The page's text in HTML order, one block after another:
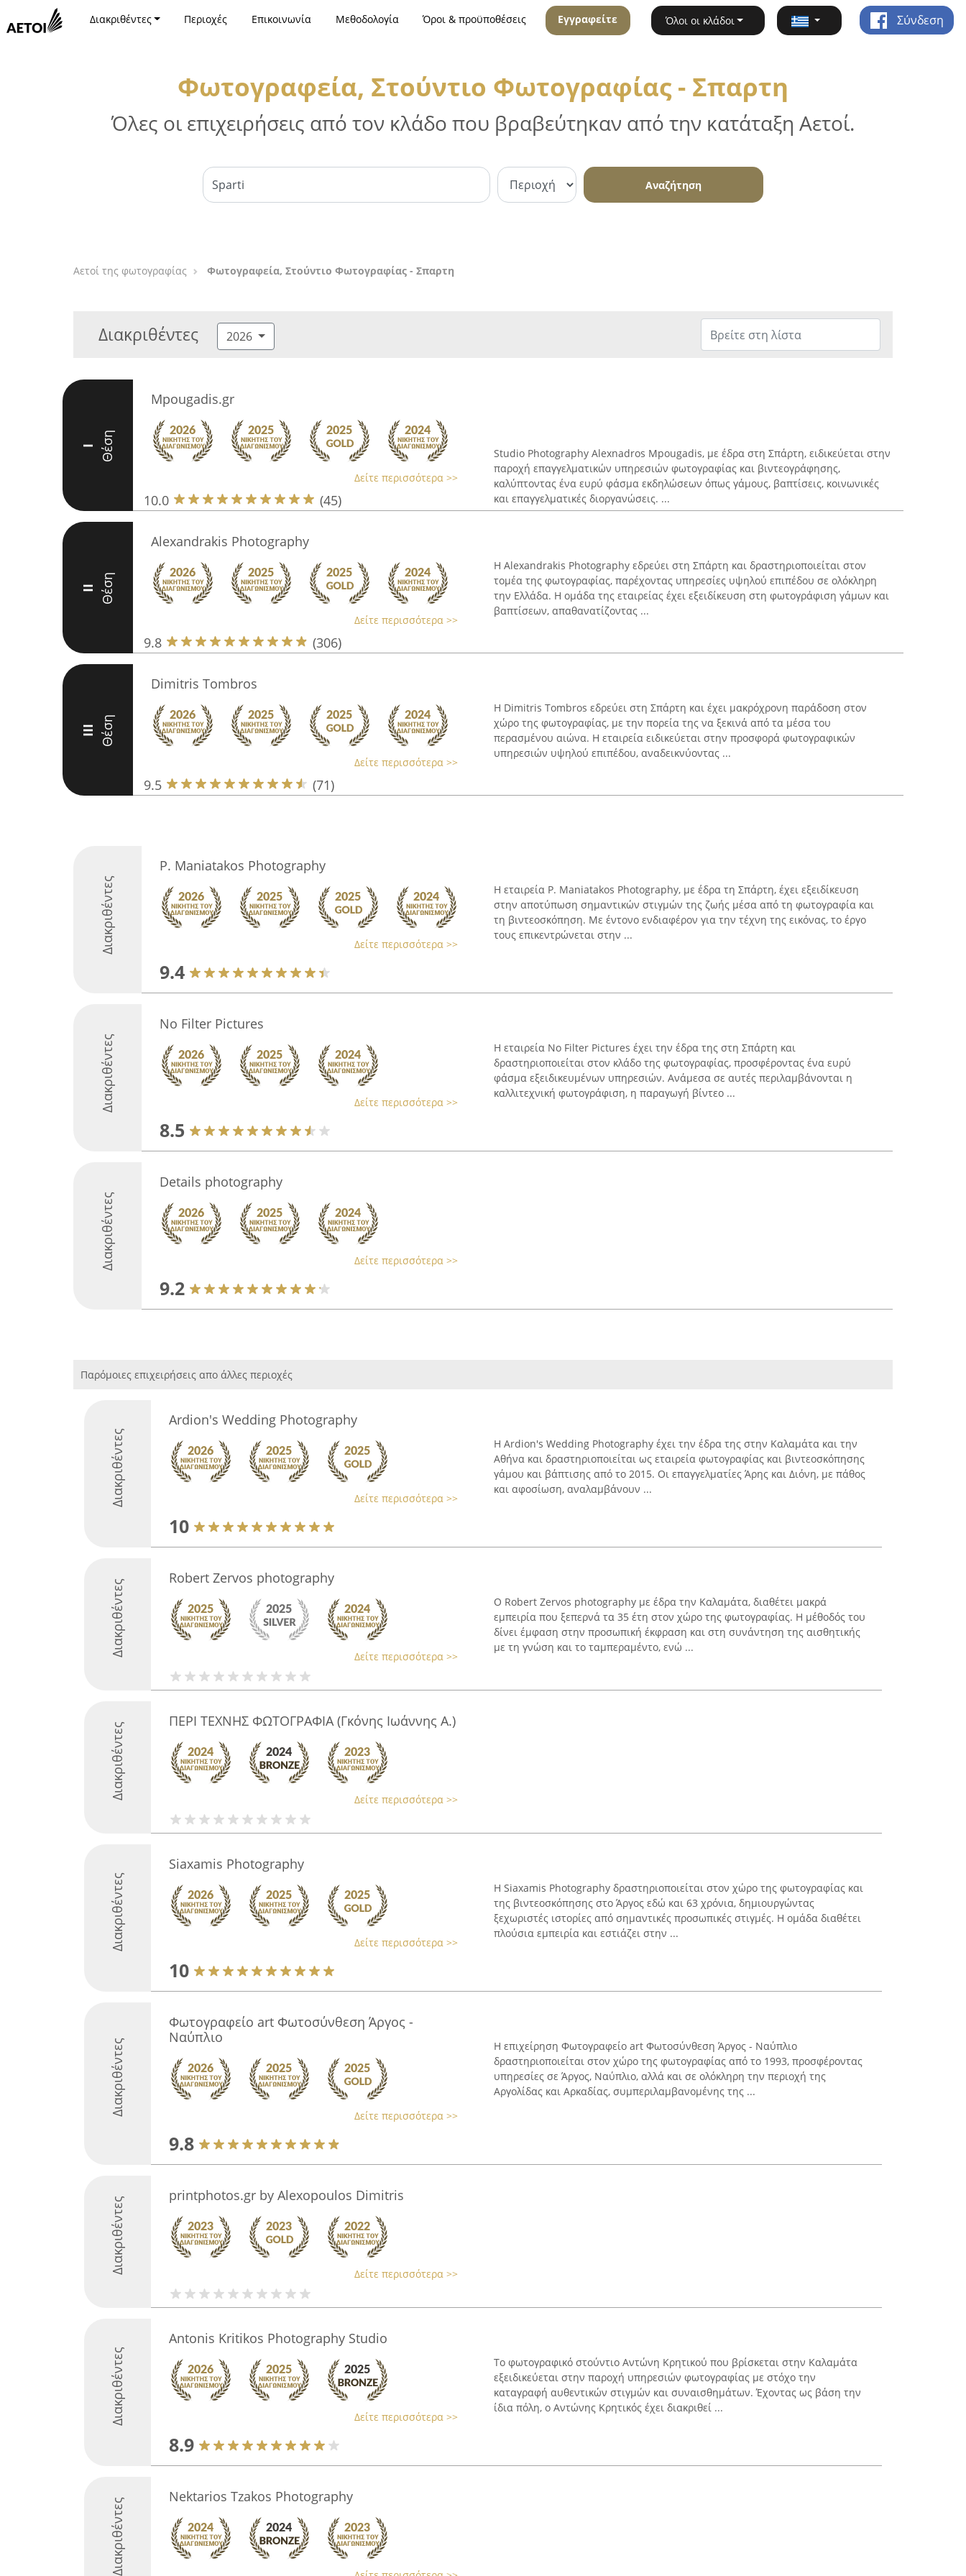
Διακριθέντες Περιοχές Επικοινωνία Μεθοδολογία Όροι & προϋποθέσεις Εγγραφείτε Όλοι οι κλάδοι Σύνδεση
Φωτογραφεία, Στούντιο Φωτογραφίας - Σπαρτη
Όλες οι επιχειρήσεις από τον κλάδο που βραβεύτηκαν από την κατάταξη Αετοί.
Αναζήτηση
Αετοί της φωτογραφίας Φωτογραφεία, Στούντιο Φωτογραφίας - Σπαρτη
Διακριθέντες 2026
I Θέση
Mpougadis.gr
Δείτε περισσότερα >>
10.0 (45)
Studio Photography Alexnadros Mpougadis, με έδρα στη Σπάρτη, ειδικεύεται στην
παροχή επαγγελματικών υπηρεσιών φωτογραφίας και βιντεογράφησης,
καλύπτοντας ένα ευρύ φάσμα εκδηλώσεων όπως γάμους, βαπτίσεις, κοινωνικές
και επαγγελματικές διοργανώσεις. ...
II Θέση
Alexandrakis Photography
Δείτε περισσότερα >>
9.8 (306)
Η Alexandrakis Photography εδρεύει στη Σπάρτη και δραστηριοποιείται στον
τομέα της φωτογραφίας, παρέχοντας υπηρεσίες υψηλού επιπέδου σε ολόκληρη
την Ελλάδα. Η ομάδα της εταιρείας έχει εξειδίκευση στη φωτογράφιση γάμων και
βαπτίσεων, απαθανατίζοντας ...
III Θέση
Dimitris Tombros
Δείτε περισσότερα >>
9.5 (71)
Η Dimitris Tombros εδρεύει στη Σπάρτη και έχει μακρόχρονη παράδοση στον
χώρο της φωτογραφίας, με την πορεία της να ξεκινά από τα μέσα του
περασμένου αιώνα. Η εταιρεία ειδικεύεται στην προσφορά φωτογραφικών
υπηρεσιών υψηλού επιπέδου, αναδεικνύοντας ...
Διακριθέντες
P. Maniatakos Photography
Δείτε περισσότερα >>
9.4
Η εταιρεία P. Maniatakos Photography, με έδρα τη Σπάρτη, έχει εξειδίκευση
στην αποτύπωση σημαντικών στιγμών της ζωής μέσα από τη φωτογραφία και
τη βιντεοσκόπηση. Με έντονο ενδιαφέρον για την τέχνη της εικόνας, το έργο
τους επικεντρώνεται στην ...
Διακριθέντες
No Filter Pictures
Δείτε περισσότερα >>
8.5
Η εταιρεία No Filter Pictures έχει την έδρα της στη Σπάρτη και
δραστηριοποιείται στον κλάδο της φωτογραφίας, προσφέροντας ένα ευρύ
φάσμα εξειδικευμένων υπηρεσιών. Ανάμεσα σε αυτές περιλαμβάνονται η
καλλιτεχνική φωτογράφιση, η παραγωγή βίντεο ...
Διακριθέντες
Details photography
Δείτε περισσότερα >>
9.2
Παρόμοιες επιχειρήσεις απο άλλες περιοχές
Διακριθέντες
Ardion's Wedding Photography
Δείτε περισσότερα >>
10
Η Ardion's Wedding Photography έχει την έδρα της στην Καλαμάτα και την
Αθήνα και δραστηριοποιείται ως εταιρεία φωτογραφίας και βιντεοσκόπησης
γάμου και βάπτισης από το 2015. Οι επαγγελματίες Άρης και Διόνη, με πάθος
και αφοσίωση, αναλαμβάνουν ...
Διακριθέντες
Robert Zervos photography
Δείτε περισσότερα >>
Ο Robert Zervos photography με έδρα την Καλαμάτα, διαθέτει μακρά
εμπειρία που ξεπερνά τα 35 έτη στον χώρο της φωτογραφίας. Η μέθοδός του
δίνει έμφαση στην προσωπική έκφραση και στη συνάντηση της αισθητικής
με τη γνώση και το ταμπεραμέντο, ενώ ...
Διακριθέντες
ΠΕΡΙ ΤΕΧΝΗΣ ΦΩΤΟΓΡΑΦΙΑ (Γκόνης Ιωάννης Α.)
Δείτε περισσότερα >>
Διακριθέντες
Siaxamis Photography
Δείτε περισσότερα >>
10
Η Siaxamis Photography δραστηριοποιείται στον χώρο της φωτογραφίας και
της βιντεοσκόπησης στο Άργος εδώ και 63 χρόνια, δημιουργώντας
ξεχωριστές ιστορίες από σημαντικές προσωπικές στιγμές. Η ομάδα διαθέτει
πλούσια εμπειρία και εστιάζει στην ...
Διακριθέντες
Φωτογραφείο art Φωτοσύνθεση Άργος -
Ναύπλιο
Δείτε περισσότερα >>
9.8
Η επιχείρηση Φωτογραφείο art Φωτοσύνθεση Άργος - Ναύπλιο
δραστηριοποιείται στον χώρο της φωτογραφίας από το 1993, προσφέροντας
υπηρεσίες σε Άργος, Ναύπλιο, αλλά και σε ολόκληρη την περιοχή της
Αργολίδας και Αρκαδίας, συμπεριλαμβανομένης της ...
Διακριθέντες
printphotos.gr by Alexopoulos Dimitris
Δείτε περισσότερα >>
Διακριθέντες
Antonis Kritikos Photography Studio
Δείτε περισσότερα >>
8.9
Το φωτογραφικό στούντιο Αντώνη Κρητικού που βρίσκεται στην Καλαμάτα
εξειδικεύεται στην παροχή υπηρεσιών φωτογραφίας με στόχο την
καταγραφή αυθεντικών στιγμών και συναισθημάτων. Έχοντας ως βάση την
ίδια πόλη, ο Αντώνης Κρητικός έχει διακριθεί ...
Διακριθέντες
Nektarios Tzakos Photography